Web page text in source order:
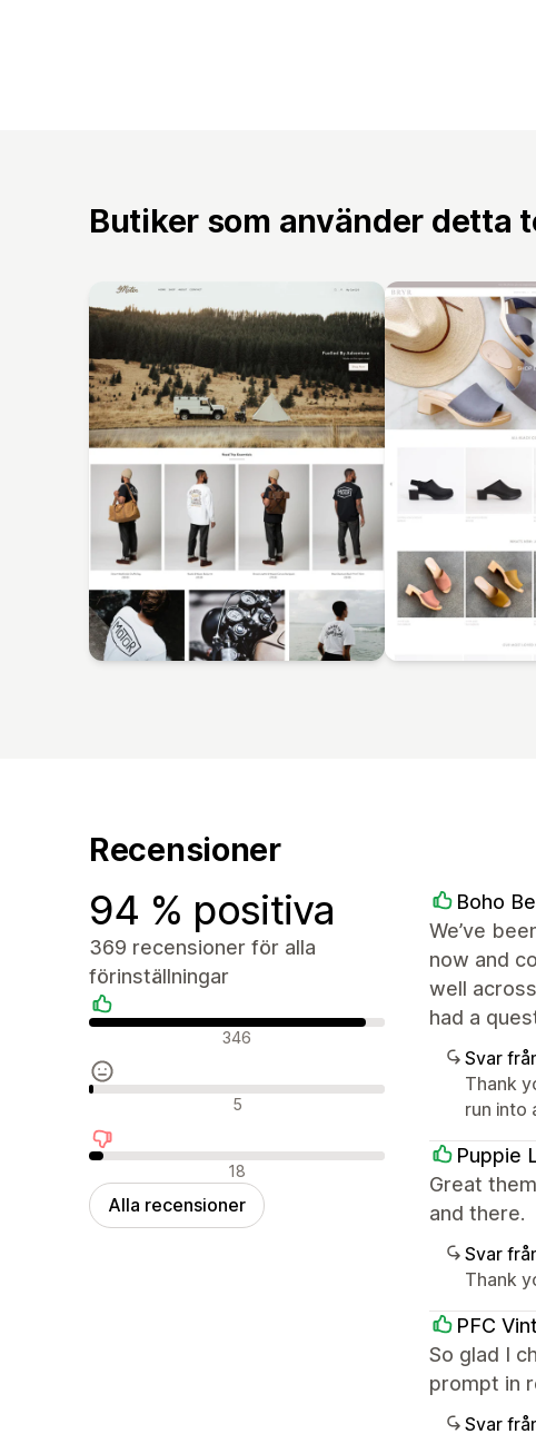
Butiker som använder detta
Recensioner
94 % positiva
369 recensioner för alla
förinställningar
Positiva recensioner
346
Neutrala recensioner
5
Negativa recensioner
18
Alla recensioner
Boho
We’ve
now and
well
had a
Svar
Thank
run into
Puppie
Great
and there.
Svar
Thank
PFC
So glad I
prompt in
Svar